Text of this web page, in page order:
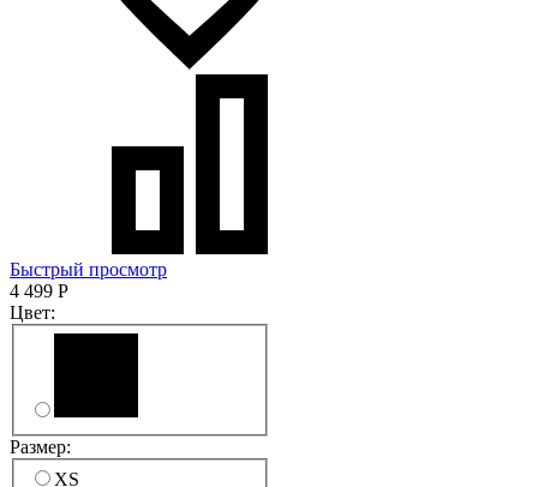
Быстрый просмотр
4 499 Р
Цвет:
Размер:
XS